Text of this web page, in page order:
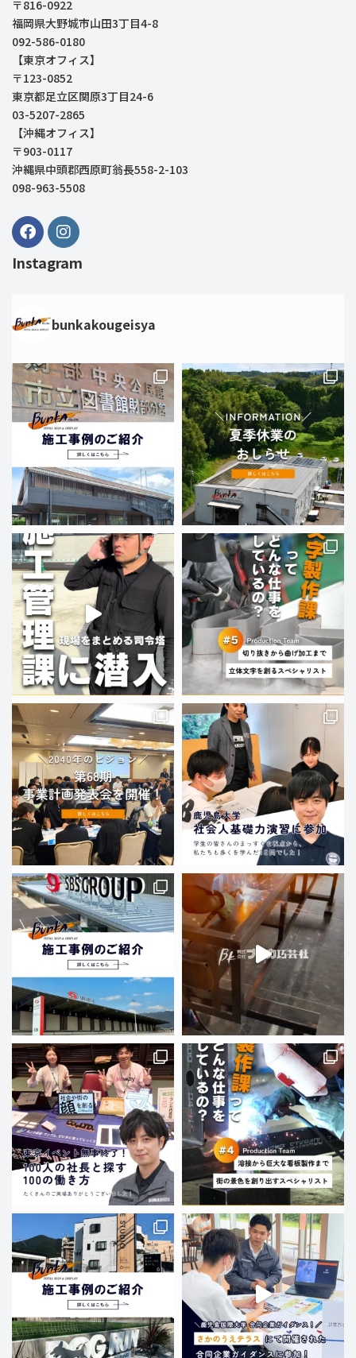
〒816-0922
福岡県大野城市山田3丁目4-8
092-586-0180
【東京オフィス】
〒123-0852
東京都足立区関原3丁目24-6
03-5207-2865
【沖縄オフィス】
〒903-0117
沖縄県中頭郡西原町翁長558-2-103
098-963-5508
Instagram
bunkakougeisya